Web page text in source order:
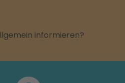
informieren?